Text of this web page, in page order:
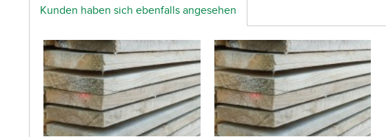
Kunden haben sich ebenfalls angesehen